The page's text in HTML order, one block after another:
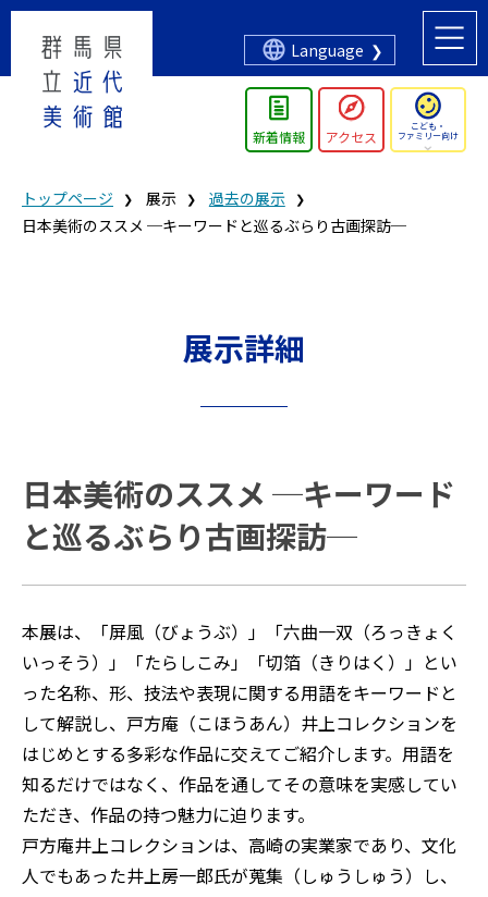
Language
新着情報 アクセス
こども・
ファミリー向け
トップページ 展示
過去の展示
日本美術のススメ ─キーワードと巡るぶらり古画探訪─
展示詳細
日本美術のススメ ─キーワード
と巡るぶらり古画探訪─
本展は、「屏風（びょうぶ）」「六曲一双（ろっきょく
いっそう）」「たらしこみ」「切箔（きりはく）」とい
った名称、形、技法や表現に関する用語をキーワードと
して解説し、戸方庵（こほうあん）井上コレクションを
はじめとする多彩な作品に交えてご紹介します。用語を
知るだけではなく、作品を通してその意味を実感してい
ただき、作品の持つ魅力に迫ります。
戸方庵井上コレクションは、高崎の実業家であり、文化
人でもあった井上房一郎氏が蒐集（しゅうしゅう）し、